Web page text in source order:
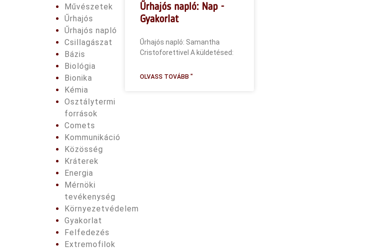
Művészetek
Űrhajós
Űrhajós napló
Csillagászat
Bázis
Biológia
Bionika
Kémia
Osztálytermi
források
Comets
Kommunikáció
Közösség
Kráterek
Energia
Mérnöki
tevékenység
Környezetvédelem
Gyakorlat
Felfedezés
Extremofilok
Űrhajós napló: Nap -
Gyakorlat
Űrhajós napló: Samantha
Cristoforettivel A küldetésed:
OLVASS TOVÁBB "